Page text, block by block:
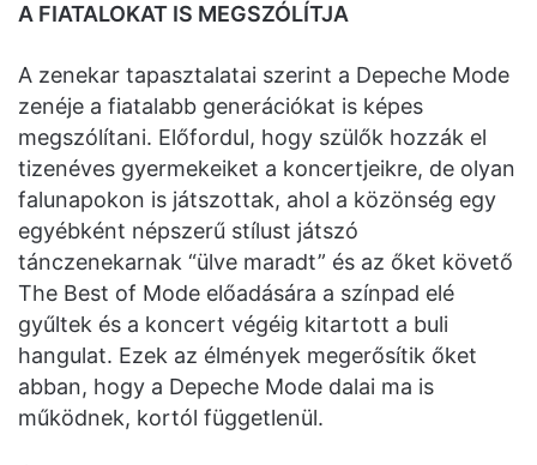
A FIATALOKAT IS MEGSZÓLÍTJA
A zenekar tapasztalatai szerint a Depeche Mode
zenéje a fiatalabb generációkat is képes
megszólítani. Előfordul, hogy szülők hozzák el
tizenéves gyermekeiket a koncertjeikre, de olyan
falunapokon is játszottak, ahol a közönség egy
egyébként népszerű stílust játszó
tánczenekarnak “ülve maradt” és az őket követő
The Best of Mode előadására a színpad elé
gyűltek és a koncert végéig kitartott a buli
hangulat. Ezek az élmények megerősítik őket
abban, hogy a Depeche Mode dalai ma is
működnek, kortól függetlenül.